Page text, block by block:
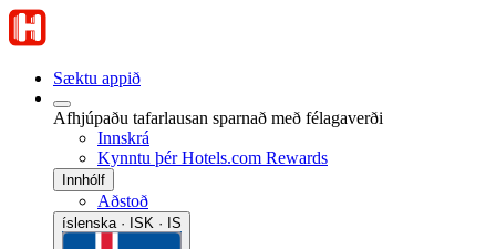
Sæktu appið
Afhjúpaðu tafarlausan sparnað með félagaverði
Innskrá
Kynntu þér Hotels.com Rewards
Innhólf
Aðstoð
íslenska · ISK · IS